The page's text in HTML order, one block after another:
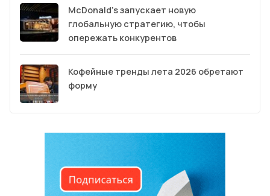
McDonald’s запускает новую
глобальную стратегию, чтобы
опережать конкурентов
Кофейные тренды лета 2026 обретают
форму